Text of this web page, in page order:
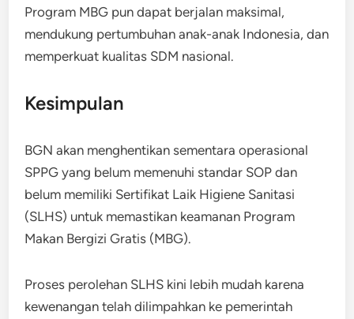
Program MBG pun dapat berjalan maksimal,
mendukung pertumbuhan anak-anak Indonesia, dan
memperkuat kualitas SDM nasional.
Kesimpulan
BGN akan menghentikan sementara operasional
SPPG yang belum memenuhi standar SOP dan
belum memiliki Sertifikat Laik Higiene Sanitasi
(SLHS) untuk memastikan keamanan Program
Makan Bergizi Gratis (MBG).
Proses perolehan SLHS kini lebih mudah karena
kewenangan telah dilimpahkan ke pemerintah